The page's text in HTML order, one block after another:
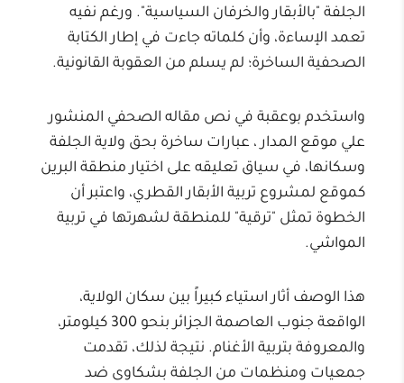
الجلفة "بالأبقار والخرفان السياسية". ورغم نفيه
تعمد الإساءة، وأن كلماته جاءت في إطار الكتابة
الصحفية الساخرة؛ لم يسلم من العقوبة القانونية.
واستخدم بوعقبة في نص مقاله الصحفي المنشور
علي موقع المدار ، عبارات ساخرة بحق ولاية الجلفة
وسكانها، في سياق تعليقه على اختيار منطقة البرين
كموقع لمشروع تربية الأبقار القطري، واعتبر أن
الخطوة تمثل "ترقية" للمنطقة لشهرتها في تربية
المواشي.
هذا الوصف أثار استياء كبيراً بين سكان الولاية،
الواقعة جنوب العاصمة الجزائر بنحو 300 كيلومتر،
والمعروفة بتربية الأغنام. نتيجة لذلك، تقدمت
جمعيات ومنظمات من الجلفة بشكاوى ضد